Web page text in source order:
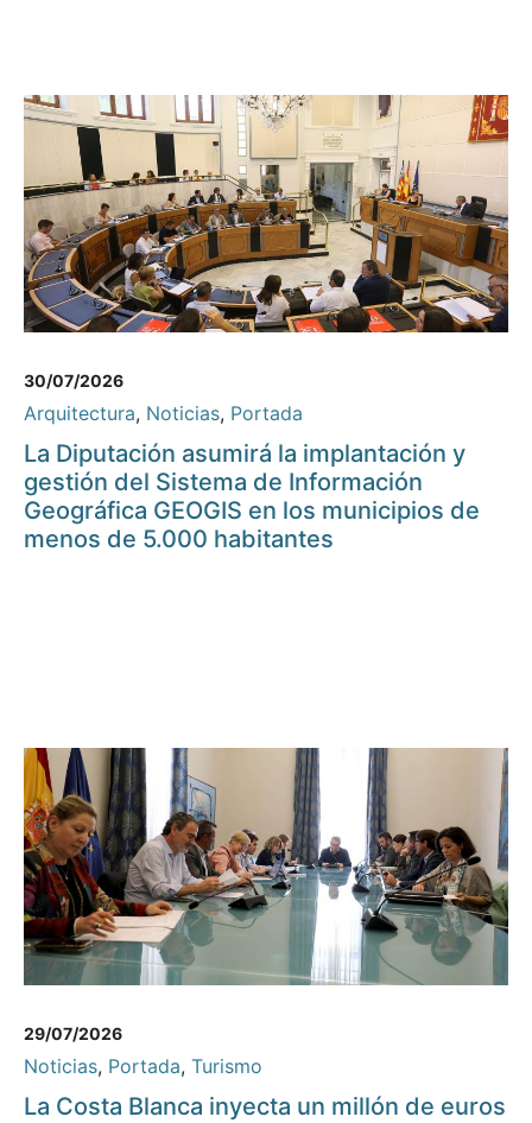
30/07/2026
Arquitectura, Noticias, Portada
La Diputación asumirá la implantación y
gestión del Sistema de Información
Geográfica GEOGIS en los municipios de
menos de 5.000 habitantes
29/07/2026
Noticias, Portada, Turismo
La Costa Blanca inyecta un millón de euros